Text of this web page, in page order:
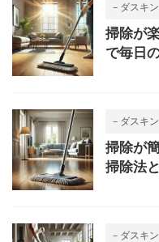
－ダスキン
掃除が
で毎日
－ダスキン
掃除が
掃除法
－ダスキン